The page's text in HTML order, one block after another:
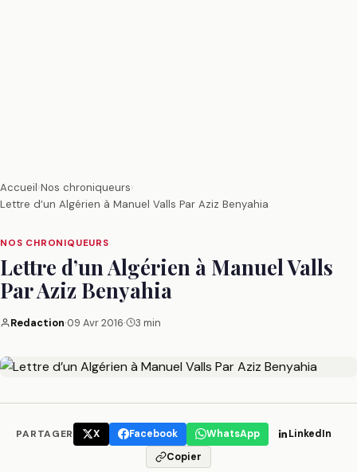
Accueil›Nos chroniqueurs›
Lettre d’un Algérien à Manuel Valls Par Aziz Benyahia
NOS CHRONIQUEURS
Lettre d’un Algérien à Manuel Valls
Par Aziz Benyahia
Redaction·09 Avr 2016· 3 min
PARTAGER X Facebook WhatsApp
LinkedIn
Copier